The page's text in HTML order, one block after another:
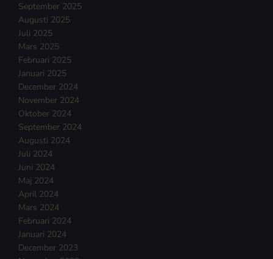
September 2025
Augusti 2025
Juli 2025
Mars 2025
Februari 2025
Januari 2025
December 2024
November 2024
Oktober 2024
September 2024
Augusti 2024
Juli 2024
Juni 2024
Maj 2024
April 2024
Mars 2024
Februari 2024
Januari 2024
December 2023